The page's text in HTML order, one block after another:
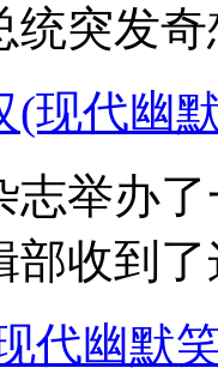
统突发
(现代幽
志举办
部收到
代幽默